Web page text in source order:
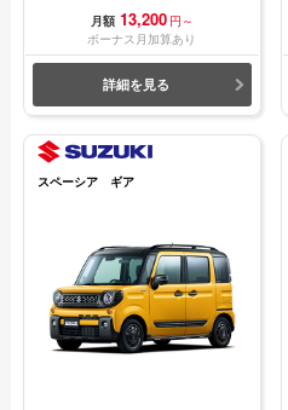
月額 13,200 円～
ボーナス月加算あり
詳細を見る
スペーシア ギア